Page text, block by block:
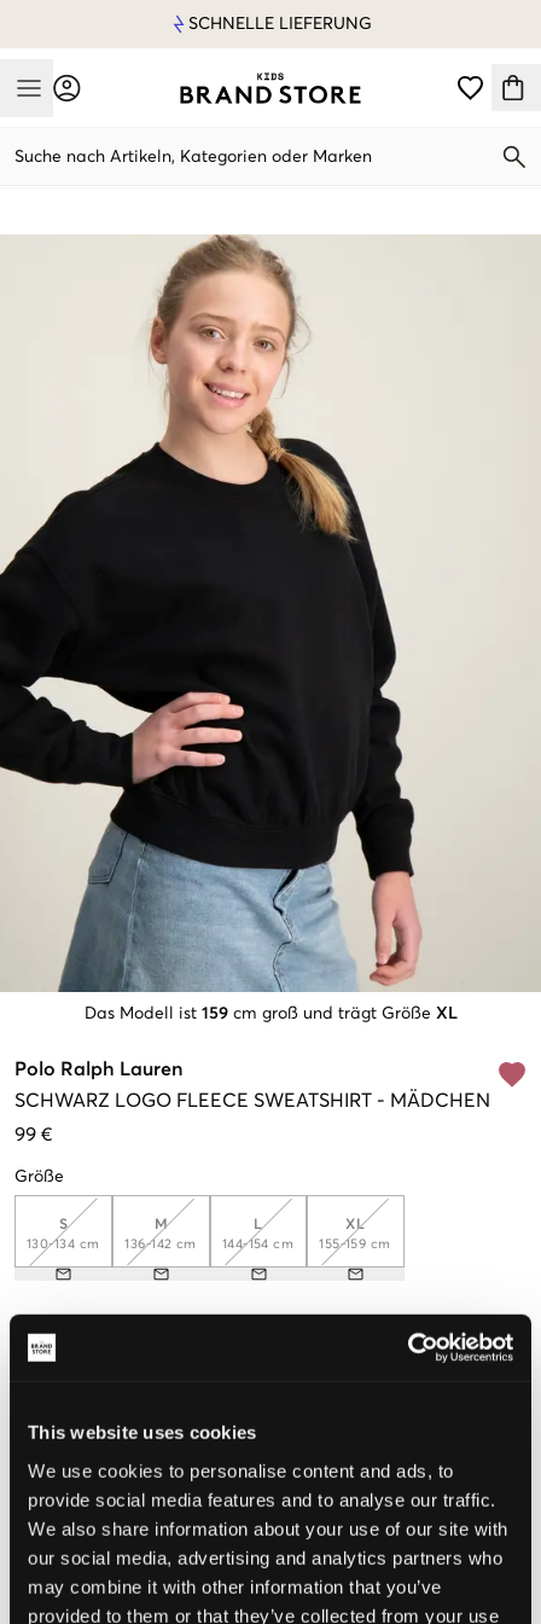
This website uses cookies
We use cookies to personalise content and ads, to
provide social media features and to analyse our traffic.
We also share information about your use of our site with
our social media, advertising and analytics partners who
may combine it with other information that you’ve
provided to them or that they’ve collected from your use
SCHNELLE LIEFERUNG
Mobile Menu
Suche nach Artikeln, Kategorien oder Marken
Das Modell ist 159 cm groß und trägt Größe XL
Polo Ralph Lauren
SCHWARZ LOGO FLEECE SWEATSHIRT - MÄDCHEN
99 €
Größe
S
130-134 cm
M
136-142 cm
L
144-154 cm
XL
155-159 cm
Wahrgenommene Größe
GRÖSSENBERATER
WÄHLEN SIE EINE GRÖSSE
Gratis versand über €69
Widerrufsrechtinnerhalb von 60 Tagen